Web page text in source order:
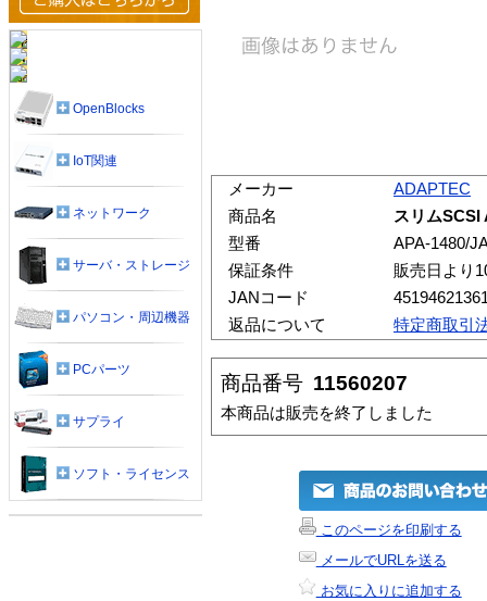
メーカー
ADAPTEC
商品名
スリムSCSI
型番
APA-1480/
保証条件
販売日より
JANコード
返品について
特定商取引
商品番号 11560207
本商品は販売を終了しました
このページを印刷する
メールでURLを送る
お気に入りに追加する
OpenBlocks
IoT関連
ネットワーク
サーバ・ストレージ
パソコン・周辺機器
PCパーツ
サプライ
ソフト・ライセンス